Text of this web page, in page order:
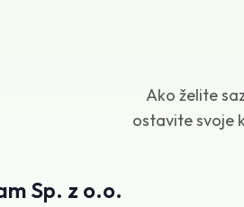
Ako želite
ostavite svoje
Sp. z o.o.